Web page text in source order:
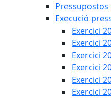
Execució
Exercici
Exercici
Exercici
Exercici
Exercici
Exercici